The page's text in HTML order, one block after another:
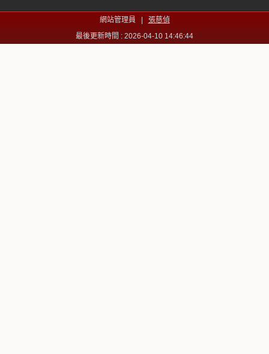
網站管理員 | 張慈偵
最後更新時間 : 2026-04-10 14:46:44